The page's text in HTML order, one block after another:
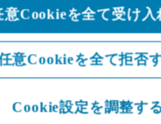
Careers
意Cookieを全て受け入
意Cookieを全て拒否
Cookie設定を調整す